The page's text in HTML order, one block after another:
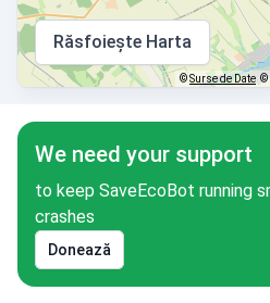
Răsfoiește Harta
©Surse de Date ©
We need your support
to keep SaveEcoBot running
crashes
Donează